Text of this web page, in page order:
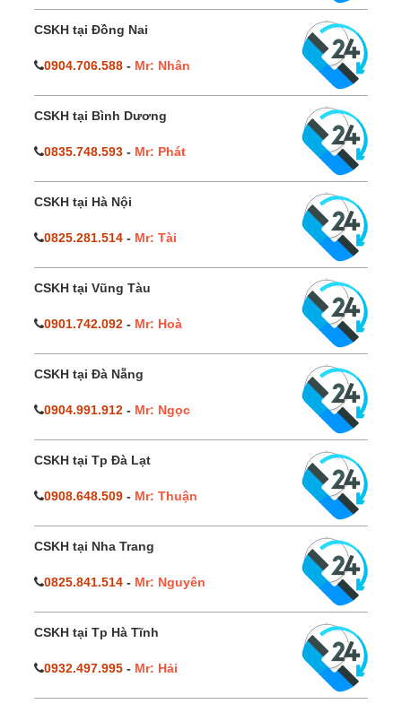
CSKH tại Đồng Nai
0904.706.588 - Mr: Nhân
CSKH tại Bình Dương
0835.748.593 - Mr: Phát
CSKH tại Hà Nội
0825.281.514 - Mr: Tài
CSKH tại Vũng Tàu
0901.742.092 - Mr: Hoà
CSKH tại Đà Nẵng
0904.991.912 - Mr: Ngọc
CSKH tại Tp Đà Lạt
0908.648.509 - Mr: Thuận
CSKH tại Nha Trang
0825.841.514 - Mr: Nguyên
CSKH tại Tp Hà Tĩnh
0932.497.995 - Mr: Hải